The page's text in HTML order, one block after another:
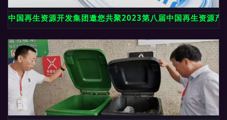
中国再生资源开发集团邀您共聚2023第八届中国再生资源